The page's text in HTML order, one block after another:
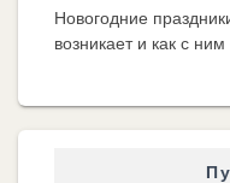
Новогодние
возникает и как с